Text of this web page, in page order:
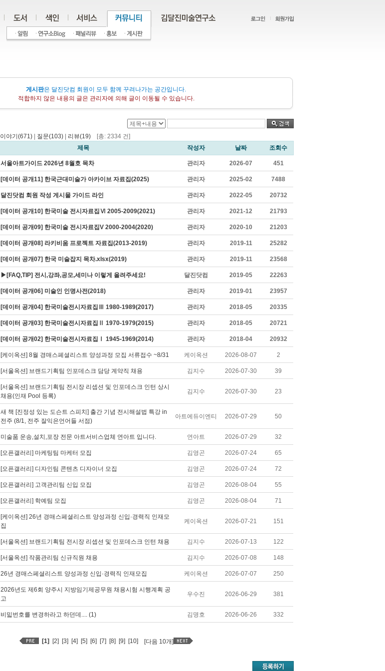
게시판은 달진닷컴 회원이 모두 함께 꾸려나가는 공간입니다.
적합하지 않은 내용의 글은 관리자에 의해 글이 이동될 수 있습니다.
이야기(671) 질문(103) 리뷰(19) [총: 2334 건]
제목 작성자 날짜 조회수
서울아트가이드 2026년 8월호 목차 관리자 2026-07 451
[데이터 공개11] 한국근대미술가 아카이브 자료집(2025) 관리자 2025-02 7488
달진닷컴 회원 작성 게시물 가이드 라인 관리자 2022-05 20732
[데이터 공개10] 한국미술 전시자료집Ⅵ 2005-2009(2021) 관리자 2021-12 21793
[데이터 공개09] 한국미술 전시자료집V 2000-2004(2020) 관리자 2020-10 21203
[데이터 공개08] 라키비움 프로젝트 자료집(2013-2019) 관리자 2019-11 25282
[데이터 공개07] 한국 미술잡지 목차.xlsx(2019) 관리자 2019-11 23568
▶[FAQ,TIP] 전시,강좌,공모,세미나 이렇게 올려주세요! 달진닷컴 2019-05 22263
[데이터 공개06] 미술인 인명사전(2018) 관리자 2019-01 23957
[데이터 공개04] 한국미술전시자료집Ⅲ 1980-1989(2017) 관리자 2018-05 20335
[데이터 공개03] 한국미술전시자료집Ⅱ 1970-1979(2015) 관리자 2018-05 20721
[데이터 공개02] 한국미술전시자료집Ⅰ 1945-1969(2014) 관리자 2018-04 20932
[케이옥션] 8월 경매스페셜리스트 양성과정 모집 서류접수 ~8/31 케이옥션 2026-08-07 2
[서울옥션] 브랜드기획팀 인포데스크 담당 계약직 채용 김지수 2026-07-30 39
[서울옥션] 브랜드기획팀 전시장 리셉션 및 인포데스크 인턴 상시
채용(인재 Pool 등록)
김지수 2026-07-30 23
새 책 [진정성 있는 도슨트 스피치] 출간 기념 전시해설법 특강 in
전주 (8/1, 전주 잘익은언어들 서점)
아트에듀이엔티 2026-07-29 50
미술품 운송,설치,포장 전문 아트서비스업체 연아트 입니다. 연아트 2026-07-29 32
[오픈갤러리] 마케팅팀 마케터 모집 김영곤 2026-07-24 65
[오픈갤러리] 디자인팀 콘텐츠 디자이너 모집 김영곤 2026-07-24 72
[오픈갤러리] 고객관리팀 신입 모집 김영곤 2026-08-04 55
[오픈갤러리] 학예팀 모집 김영곤 2026-08-04 71
[케이옥션] 26년 경매스페셜리스트 양성과정 신입·경력직 인재모
집
케이옥션 2026-07-21 151
[서울옥션] 브랜드기획팀 전시장 리셉션 및 인포데스크 인턴 채용 김지수 2026-07-13 122
[서울옥션] 작품관리팀 신규직원 채용 김지수 2026-07-08 148
26년 경매스페셜리스트 양성과정 신입·경력직 인재모집 케이옥션 2026-07-07 250
2026년도 제6회 양주시 지방임기제공무원 채용시험 시행계획 공
고
우수진 2026-06-29 381
비밃번호를 변경하라고 하던데.... (1) 김명호 2026-06-26 332
[1] [2] [3] [4] [5] [6] [7] [8] [9] [10] [다음 10개]